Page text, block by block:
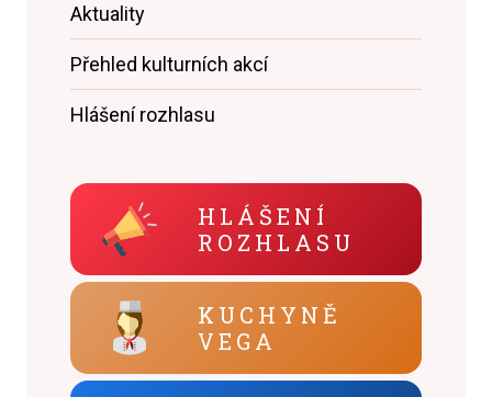
Aktuality
Přehled kulturních akcí
Hlášení rozhlasu
HLÁŠENÍ
ROZHLASU
KUCHYNĚ
VEGA